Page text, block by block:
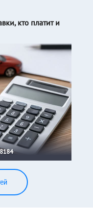
кто платит и